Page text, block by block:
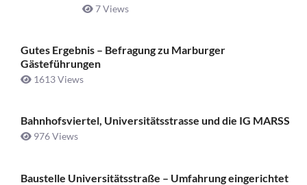
7 Views
Gutes Ergebnis – Befragung zu Marburger
Gästeführungen
1613 Views
Bahnhofsviertel, Universitätsstrasse und die IG MARSS
976 Views
Baustelle Universitätsstraße ­– Umfahrung eingerichtet